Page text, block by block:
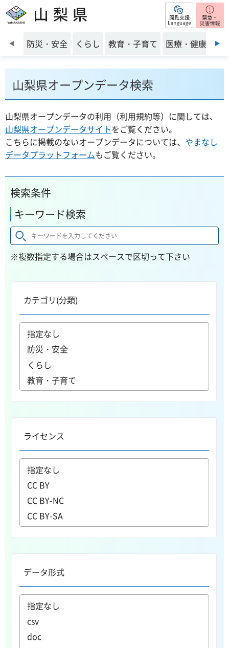
山梨県 閲覧支援
前のスライドを表示
防災・安全 くらし 教育・子育て 医療・健康・福
山梨県オープンデータ検索
山梨県オープンデータの利用（利用規約等）に関しては、
山梨県オープンデータサイトをご覧ください。
こちらに掲載のないオープンデータについては、 やまなし
データプラットフォームもご覧ください。
検索条件
キーワード検索
※複数指定する場合はスペースで区切って下さい
カテゴリ(分類)
ライセンス
データ形式